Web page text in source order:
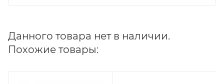
Данного товара нет в наличии.
Похожие товары: